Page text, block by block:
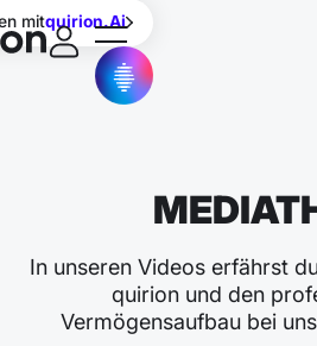
mitquirion.Ai
In unseren Videos erfährst
quirion und den
Vermögensaufbau bei